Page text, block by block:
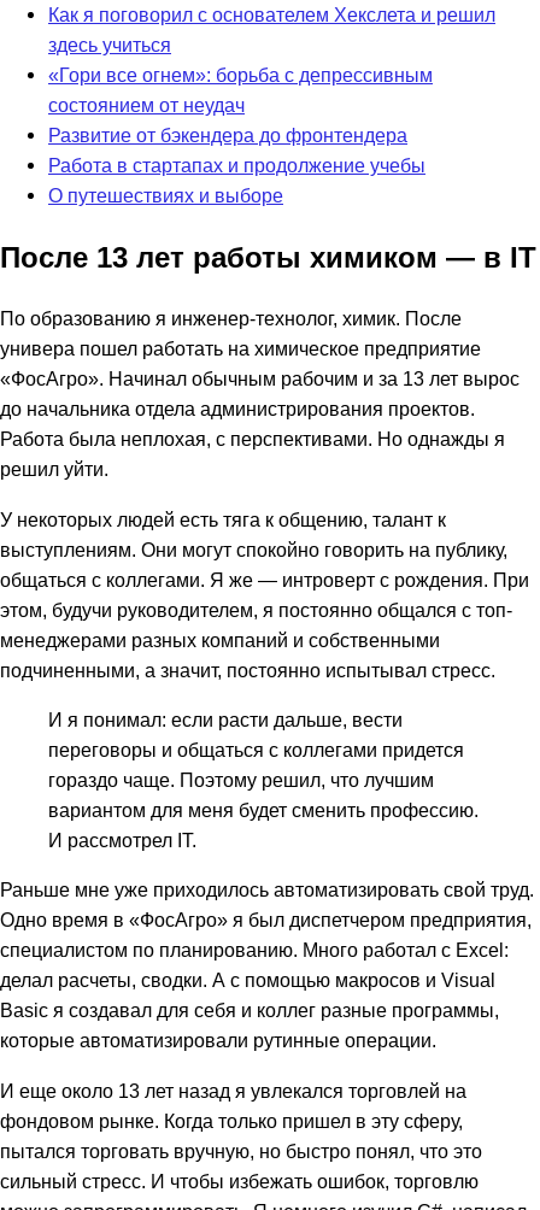
Как я поговорил с основателем Хекслета и решил
здесь учиться
«Гори все огнем»: борьба с депрессивным
состоянием от неудач
Развитие от бэкендера до фронтендера
Работа в стартапах и продолжение учебы
О путешествиях и выборе
После 13 лет работы химиком — в IT
По образованию я инженер-технолог, химик. После
универа пошел работать на химическое предприятие
«ФосАгро». Начинал обычным рабочим и за 13 лет вырос
до начальника отдела администрирования проектов.
Работа была неплохая, с перспективами. Но однажды я
решил уйти.
У некоторых людей есть тяга к общению, талант к
выступлениям. Они могут спокойно говорить на публику,
общаться с коллегами. Я же — интроверт с рождения. При
этом, будучи руководителем, я постоянно общался с топ-
менеджерами разных компаний и собственными
подчиненными, а значит, постоянно испытывал стресс.
И я понимал: если расти дальше, вести
переговоры и общаться с коллегами придется
гораздо чаще. Поэтому решил, что лучшим
вариантом для меня будет сменить профессию.
И рассмотрел IT.
Раньше мне уже приходилось автоматизировать свой труд.
Одно время в «ФосАгро» я был диспетчером предприятия,
специалистом по планированию. Много работал с Excel:
делал расчеты, сводки. А с помощью макросов и Visual
Basic я создавал для себя и коллег разные программы,
которые автоматизировали рутинные операции.
И еще около 13 лет назад я увлекался торговлей на
фондовом рынке. Когда только пришел в эту сферу,
пытался торговать вручную, но быстро понял, что это
сильный стресс. И чтобы избежать ошибок, торговлю